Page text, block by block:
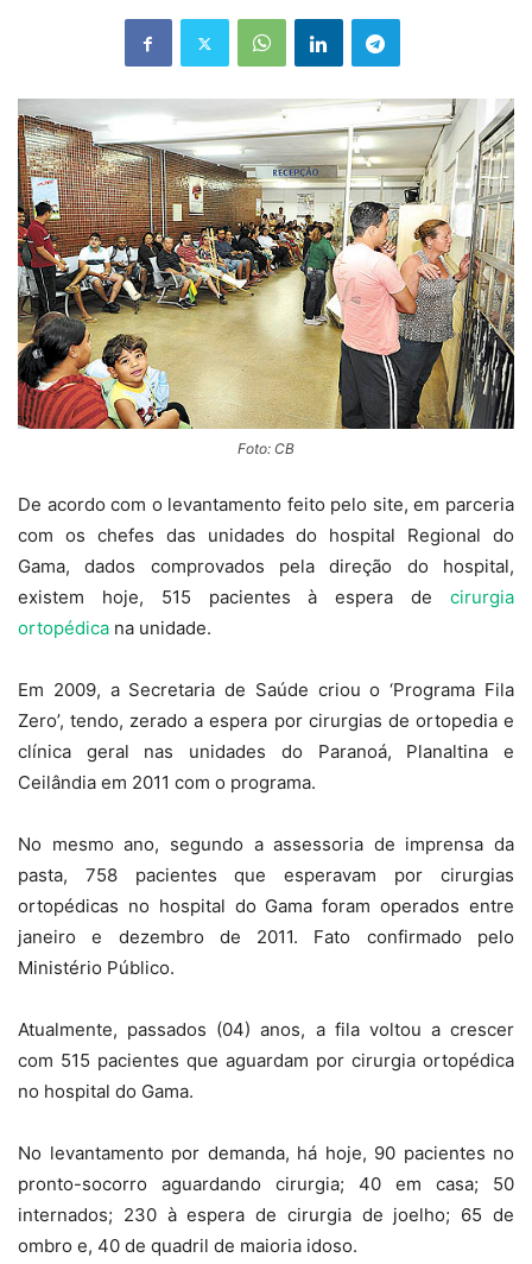
Foto: CB
De acordo com o levantamento feito pelo site, em parceria
com os chefes das unidades do hospital Regional do
Gama, dados comprovados pela direção do hospital,
existem hoje, 515 pacientes à espera de cirurgia
ortopédica na unidade.
Em 2009, a Secretaria de Saúde criou o ‘Programa Fila
Zero’, tendo, zerado a espera por cirurgias de ortopedia e
clínica geral nas unidades do Paranoá, Planaltina e
Ceilândia em 2011 com o programa.
No mesmo ano, segundo a assessoria de imprensa da
pasta, 758 pacientes que esperavam por cirurgias
ortopédicas no hospital do Gama foram operados entre
janeiro e dezembro de 2011. Fato confirmado pelo
Ministério Público.
Atualmente, passados (04) anos, a fila voltou a crescer
com 515 pacientes que aguardam por cirurgia ortopédica
no hospital do Gama.
No levantamento por demanda, há hoje, 90 pacientes no
pronto-socorro aguardando cirurgia; 40 em casa; 50
internados; 230 à espera de cirurgia de joelho; 65 de
ombro e, 40 de quadril de maioria idoso.